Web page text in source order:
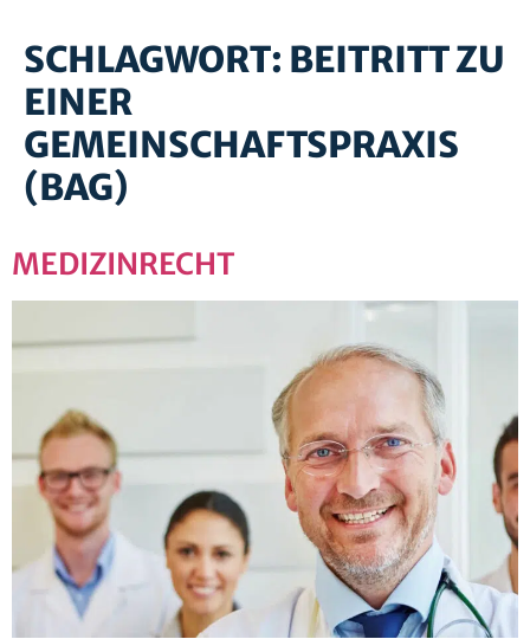
SCHLAGWORT: BEITRITT ZU
EINER
GEMEINSCHAFTSPRAXIS
(BAG)
MEDIZINRECHT